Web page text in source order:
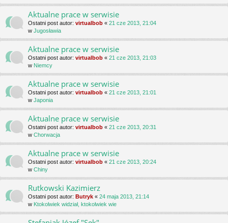
Aktualne prace w serwisie
Ostatni post autor: virtualbob « 21 cze 2013, 21:04
w Jugosławia
Aktualne prace w serwisie
Ostatni post autor: virtualbob « 21 cze 2013, 21:03
w Niemcy
Aktualne prace w serwisie
Ostatni post autor: virtualbob « 21 cze 2013, 21:01
w Japonia
Aktualne prace w serwisie
Ostatni post autor: virtualbob « 21 cze 2013, 20:31
w Chorwacja
Aktualne prace w serwisie
Ostatni post autor: virtualbob « 21 cze 2013, 20:24
w Chiny
Rutkowski Kazimierz
Ostatni post autor: Butryk « 24 maja 2013, 21:14
w Ktokolwiek widział, ktokolwiek wie